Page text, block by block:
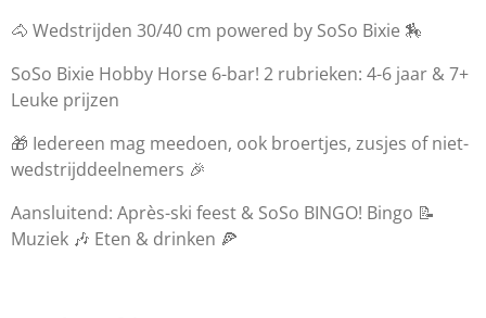
🐴 Wedstrijden 30/40 cm powered by SoSo Bixie 🏇
SoSo Bixie Hobby Horse 6-bar! 2 rubrieken: 4-6 jaar & 7+
Leuke prijzen
🎁 Iedereen mag meedoen, ook broertjes, zusjes of niet-
wedstrijddeelnemers 🎉
Aansluitend: Après-ski feest & SoSo BINGO! Bingo 📝
Muziek 🎶 Eten & drinken 🍕